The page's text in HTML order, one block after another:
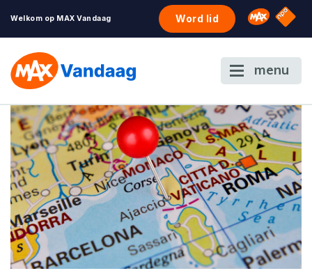
Welkom op MAX Vandaag Word lid Omroep
NPO
menu